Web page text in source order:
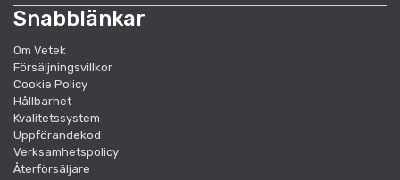
Snabblänkar
Om Vetek
Försäljningsvillkor
Cookie Policy
Hållbarhet
Kvalitetssystem
Uppförandekod
Verksamhetspolicy
Återförsäljare